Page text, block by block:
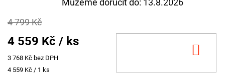
4 799 Kč
4 559 Kč / ks
3 768 Kč bez DPH
Měrná
4 559 Kč / 1 ks